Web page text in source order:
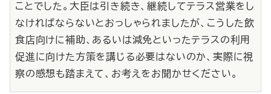
ことでした。大臣は引き続き、継続してテラス営業をし
なければならないとおっしゃられましたが、こうした飲
食店向けに補助、あるいは減免といったテラスの利用
促進に向けた方策を講じる必要はないのか、実際に視
察の感想も踏まえて、お考えをお聞かせください。